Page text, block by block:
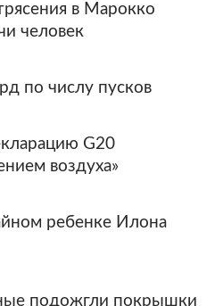
в Марокко
человек
по числу пусков
G20
воздуха»
ребенке Илона
подожгли покрышки